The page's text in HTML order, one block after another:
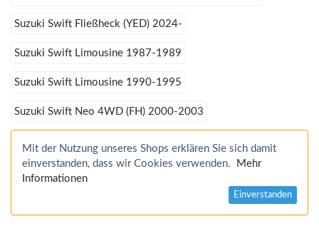
Suzuki Swift Fließheck (YED) 2024-
Suzuki Swift Limousine 1987-1989
Suzuki Swift Limousine 1990-1995
Suzuki Swift Neo 4WD (FH) 2000-2003
Mit der Nutzung unseres Shops erklären Sie sich damit
einverstanden, dass wir Cookies verwenden.
Mehr
Informationen
Einverstanden